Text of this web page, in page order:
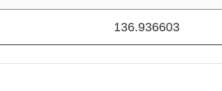
136.936603